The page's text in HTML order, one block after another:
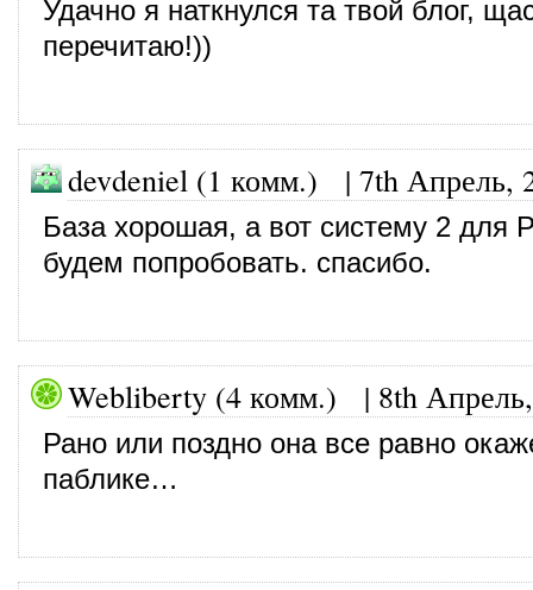
Удачно я наткнулся та твой блог,
перечитаю!))
devdeniel (1 комм.) | 7th Апрель,
База хорошая, а вот систему 2 для
будем попробовать. спасибо.
Webliberty (4 комм.) | 8th
Рано или поздно она все равно
паблике…